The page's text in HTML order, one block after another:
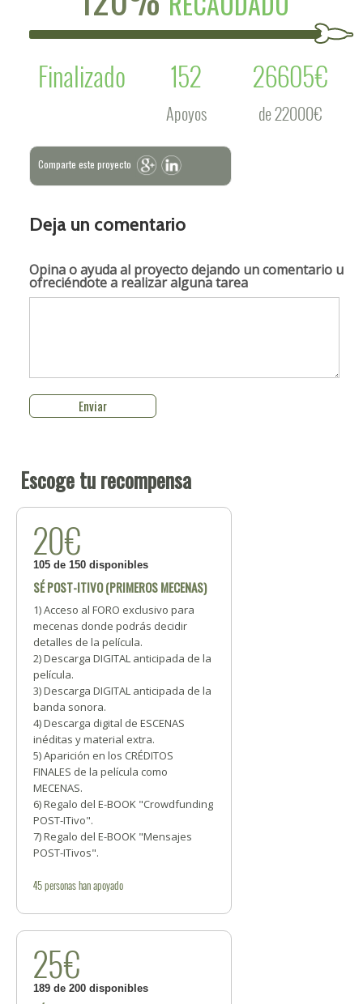
Finalizado
152
Apoyos
26605€
de 22000€
Comparte este proyecto
Deja un comentario
Opina o ayuda al proyectodejando un comentario u
ofreciéndote a realizar alguna tarea
Escoge tu recompensa
20€
105 de 150 disponibles
SÉ POST-ITIVO (PRIMEROS MECENAS)
1) Acceso al FORO exclusivo para
mecenas donde podrás decidir
detalles de la película.
2) Descarga DIGITAL anticipada de la
película.
3) Descarga DIGITAL anticipada de la
banda sonora.
4) Descarga digital de ESCENAS
inéditas y material extra.
5) Aparición en los CRÉDITOS
FINALES de la película como
MECENAS.
6) Regalo del E-BOOK "Crowdfunding
POST-ITivo".
7) Regalo del E-BOOK "Mensajes
POST-ITivos".
45personashan apoyado
25€
189 de 200 disponibles